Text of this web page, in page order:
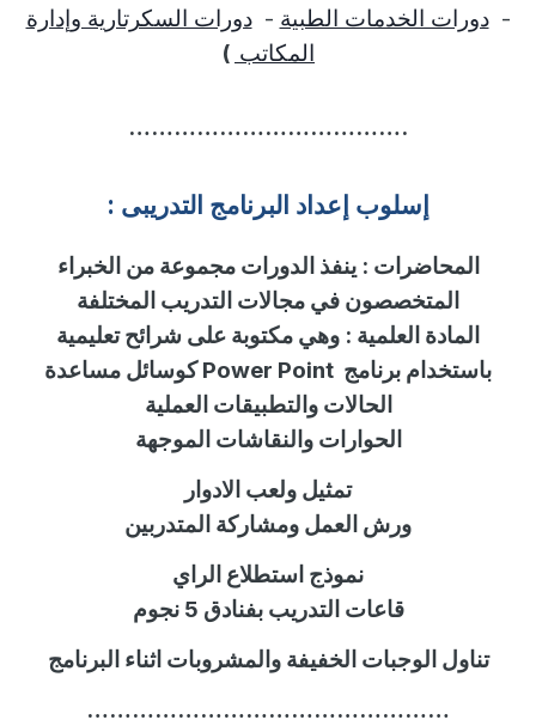
-
دورات الخدمات الطبية-
دورات السكرتارية وإدارة
المكاتب )
……………………………….
إسلوب عداد البرنامج التدريبى :
المحاضرات: ينفذ الدورات مجموعة من الخبراء
المتخصصون في مجالات التدريب المختلفة
المادة العلمية:
وهي مكتوبة على شرائح تعليمية
باستخدام برنامج Power Point كوسائل مساعدة
الحالات والتطبيقات العملية
الحوارات والنقاشات الموجهة
تمثيل ولعب الادوار
ورش العمل ومشاركة المتدربين
نموذج استطلاع الراي
قاعات التدريب بفنادق 5 نجوم
تناول الوجبات الخفيفة والمشروبات اثناء البرنامج
…………………………………………